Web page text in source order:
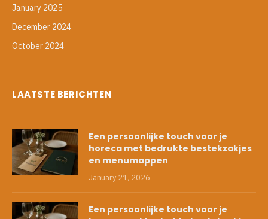
January 2025
December 2024
October 2024
LAATSTE BERICHTEN
Een persoonlijke touch voor je
horeca met bedrukte bestekzakjes
en menumappen
January 21, 2026
Een persoonlijke touch voor je